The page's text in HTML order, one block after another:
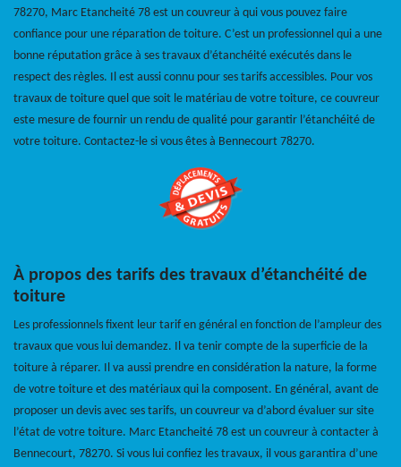
78270, Marc Etancheité 78 est un couvreur à qui vous pouvez faire
confiance pour une réparation de toiture. C’est un professionnel qui a une
bonne réputation grâce à ses travaux d’étanchéité exécutés dans le
respect des règles. Il est aussi connu pour ses tarifs accessibles. Pour vos
travaux de toiture quel que soit le matériau de votre toiture, ce couvreur
este mesure de fournir un rendu de qualité pour garantir l’étanchéité de
votre toiture. Contactez-le si vous êtes à Bennecourt 78270.
À propos des tarifs des travaux d’étanchéité de
toiture
Les professionnels fixent leur tarif en général en fonction de l’ampleur des
travaux que vous lui demandez. Il va tenir compte de la superficie de la
toiture à réparer. Il va aussi prendre en considération la nature, la forme
de votre toiture et des matériaux qui la composent. En général, avant de
proposer un devis avec ses tarifs, un couvreur va d’abord évaluer sur site
l’état de votre toiture. Marc Etancheité 78 est un couvreur à contacter à
Bennecourt, 78270. Si vous lui confiez les travaux, il vous garantira d’une